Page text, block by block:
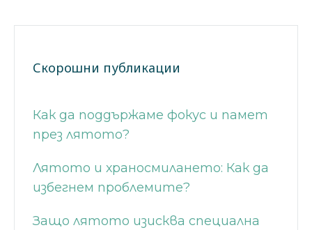
Скорошни публикации
Как да поддържаме фокус и памет
през лятото?
Лятото и храносмилането: Как да
избегнем проблемите?
Защо лятото изисква специална